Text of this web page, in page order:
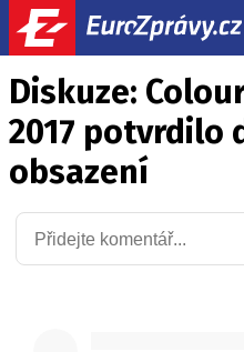
Diskuze:
2017 potvrdilo
obsazení